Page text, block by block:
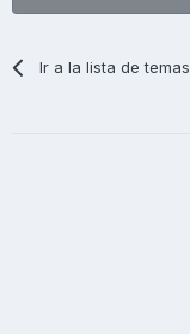
Ir a la lista de temas